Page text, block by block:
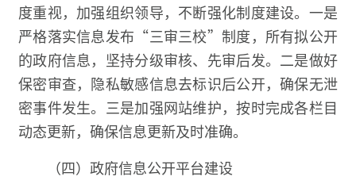
度重视，加强组织领导，不断强化制度建设。一是
严格落实信息发布“三审三校”制度，所有拟公开
的政府信息，坚持分级审核、先审后发。二是做好
保密审查，隐私敏感信息去标识后公开，确保无泄
密事件发生。三是加强网站维护，按时完成各栏目
动态更新，确保信息更新及时准确。
（四）政府信息公开平台建设